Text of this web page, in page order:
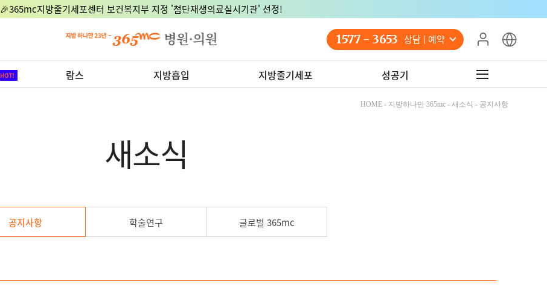
🎉365mc지방줄기세포센터 보건복지부 지정 '첨단재생의료실시기관' 선정!
1577 - 3653 상담 예약
람스 지방흡입 지방줄기세포 성공기
HOME - 지방하나만 365mc - 새소식 - 공지사항
새소식
공지사항 학술연구 글로벌 365mc